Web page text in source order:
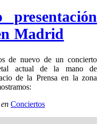
presentación
Madrid
de nuevo de un concierto
actual de la mano de
de la Prensa en la zona
en Conciertos